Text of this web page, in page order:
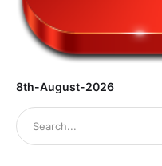
8th-August-2026